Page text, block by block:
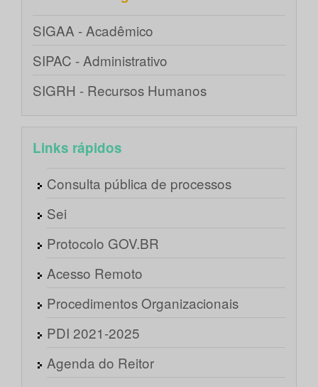
SIGAA - Acadêmico
SIPAC - Administrativo
SIGRH - Recursos Humanos
Links rápidos
Consulta pública de processos
Sei
Protocolo GOV.BR
Acesso Remoto
Procedimentos Organizacionais
PDI 2021-2025
Agenda do Reitor